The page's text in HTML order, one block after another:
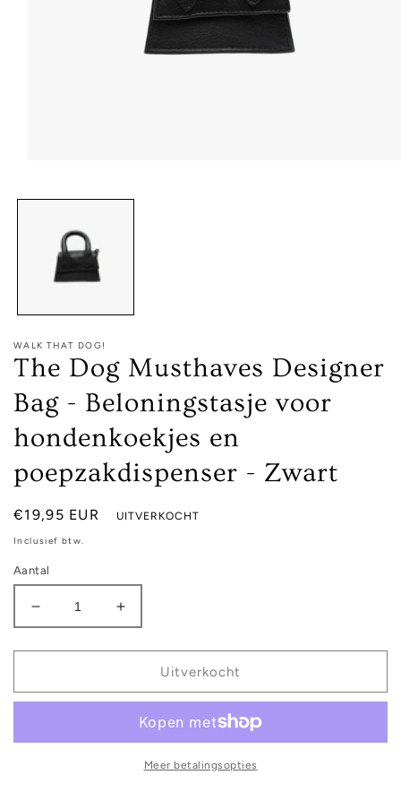
WALK THAT DOG!
The Dog Musthaves Designer
Bag - Beloningstasje voor
hondenkoekjes en
poepzakdispenser - Zwart
Normale
prijs
€19,95 EUR UITVERKOCHT
Inclusief btw.
Aantal
Aantal
verlagen
voor
Dog
Bag
Aantal
verhogen
voor
Dog
Designer
Bag
Uitverkocht
Meer betalingsopties